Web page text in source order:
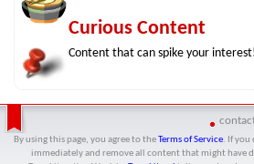
Curious Content
Content that can spike your interest!
By using this page, you agree to theTerms of Service. If you
immediately and remove all content that might have